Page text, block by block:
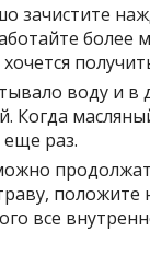
зачистите
воду и
Когда
раз.
все